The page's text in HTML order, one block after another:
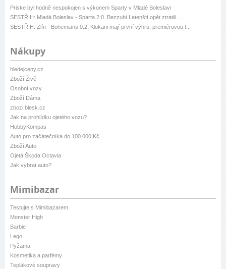
Priske byl hodně nespokojen s výkonem Sparty v Mladé Boleslavi
SESTŘIH: Mladá Boleslav - Sparta 2:0. Bezzubí Letenští opět ztratili. ...
SESTŘIH: Zlín - Bohemians 0:2. Klokani mají první výhru, premiérovou t...
Nákupy
hledejceny.cz
Zboží Živě
Osobní vozy
Zboží Dáma
zbozi.blesk.cz
Jak na prohlídku ojetého vozu?
HobbyKompas
Auto pro začátečníka do 100 000 Kč
Zboží Auto
Ojetá Škoda Octavia
Jak vybrat auto?
Mimibazar
Testujte s Mimibazarem
Monster High
Barbie
Lego
Pyžama
Kosmetika a parfémy
Teplákové soupravy